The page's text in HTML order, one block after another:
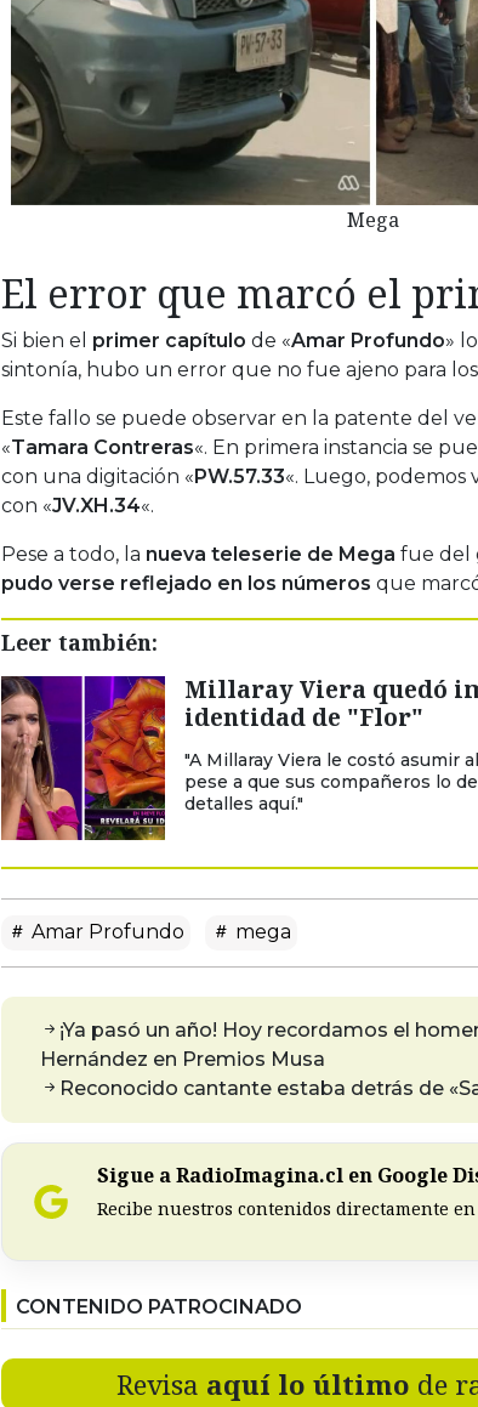
Mega
El error que marcó el
Si bien el primer capítulo de «Amar Profundo»
sintonía, hubo un error que no fue ajeno para
Este fallo se puede observar en la patente del
«Tamara Contreras«. En primera instancia se
con una digitación «PW.57.33«. Luego, podemos
con «JV.XH.34«.
Pese a todo, la nueva teleserie de Mega fue del
pudo verse reflejado en los números que
Leer también:
Millaray Viera quedó
identidad de "Flor"
"A Millaray Viera le costó asumir
pese a que sus compañeros lo
detalles aquí."
Amar Profundo mega
¡Ya pasó un año! Hoy recordamos el
Hernández en Premios Musa
Reconocido cantante estaba detrás de
Sigue a RadioImagina.cl en Google
Recibe nuestros contenidos directamente
CONTENIDO PATROCINADO
Revisa aquí lo último de